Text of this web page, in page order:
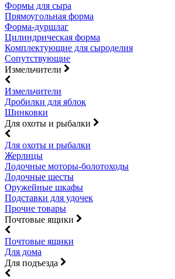
Формы для сыра
Прямоугольная форма
Форма-дуршлаг
Цилиндрическая форма
Комплектующие для сыроделия
Сопутствующие
Измельчители
Измельчители
Дробилки для яблок
Шинковки
Для охоты и рыбалки
Для охоты и рыбалки
Жерлицы
Лодочные моторы-болотоходы
Лодочные шесты
Оружейные шкафы
Подставки для удочек
Прочие товары
Почтовые ящики
Почтовые ящики
Для дома
Для подъезда